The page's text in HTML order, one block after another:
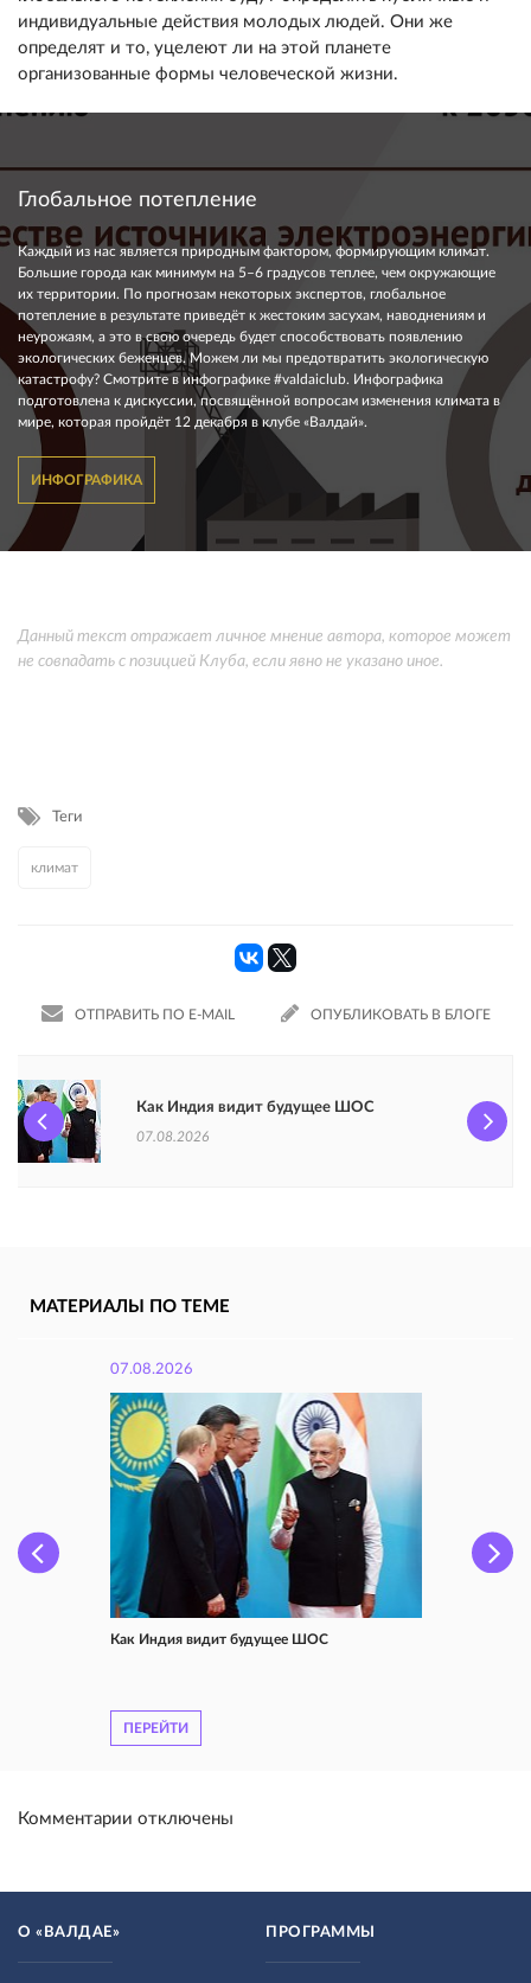
индивидуальные действия молодых людей. Они же
определят и то, уцелеют ли на этой планете
организованные формы человеческой жизни.
Глобальное потепление
Каждый из нас является природным фактором, формирующим климат.
Большие города как минимум на 5–6 градусов теплее, чем окружающие
их территории. По прогнозам некоторых экспертов, глобальное
потепление в результате приведёт к жестоким засухам, наводнениям и
неурожаям, а это в свою очередь будет способствовать появлению
экологических беженцев. Можем ли мы предотвратить экологическую
катастрофу? Смотрите в инфографике #valdaiclub. Инфографика
подготовлена к дискуссии, посвящённой вопросам изменения климата в
мире, которая пройдёт 12 декабря в клубе «Валдай».
ИНФОГРАФИКА
Данный текст отражает личное мнение автора, которое может
не совпадать с позицией Клуба, если явно не указано иное.
Теги
климат
ОТПРАВИТЬ ПО E-MAIL ОПУБЛИКОВАТЬ В БЛОГЕ
Как Индия видит будущее ШОС
07.08.2026
МАТЕРИАЛЫ ПО ТЕМЕ
07.08.2026
Как Индия видит будущее ШОС
ПЕРЕЙТИ
Комментарии отключены
О «ВАЛДАЕ» ПРОГРАММЫ